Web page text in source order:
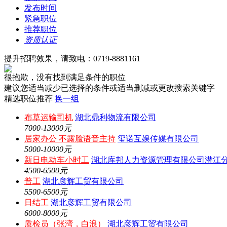
发布时间
紧急职位
推荐职位
资质认证
提升招聘效果，请致电：0719-8881161
很抱歉，没有找到满足条件的职位
建议您适当减少已选择的条件或适当删减或更改搜索关键字
精选职位推荐 换一组
布草运输司机 湖北鼎利物流有限公司
7000-13000元
居家办公 不露脸语音主持 玺诺互娱传媒有限公司
5000-10000元
新日电动车小时工 湖北库邦人力资源管理有限公司潜江
4500-6500元
普工 湖北彦辉工贸有限公司
5500-6500元
日结工 湖北彦辉工贸有限公司
6000-8000元
质检员（张湾，白浪）
湖北彦辉工贸有限公司